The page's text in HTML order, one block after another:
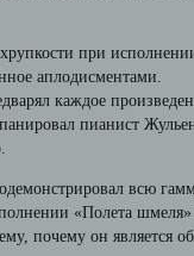
при
аплодисментами.
каждое
пианист
всю
«Полета
почему он является